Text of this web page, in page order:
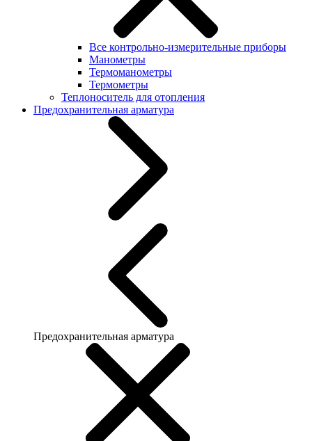
Все контрольно-измерительные приборы
Манометры
Термоманометры
Термометры
Теплоноситель для отопления
Предохранительная арматура
Предохранительная арматура